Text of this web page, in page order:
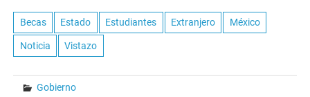
Becas Estado Estudiantes Extranjero México
Noticia Vistazo
Gobierno